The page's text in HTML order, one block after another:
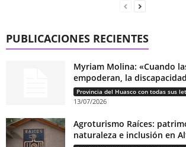
PUBLICACIONES RECIENTES
Myriam Molina: «Cuando
empoderan, la
13/07/2026
Agroturismo Raíces:
naturaleza e inclusión en